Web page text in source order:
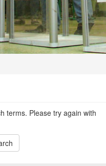
terms. Please try again with